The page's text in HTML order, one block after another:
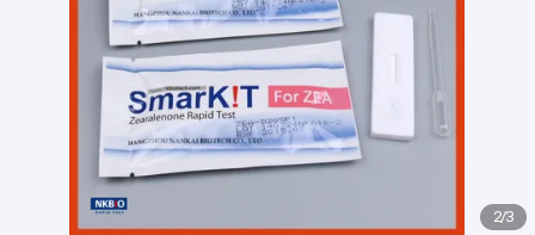
2/3